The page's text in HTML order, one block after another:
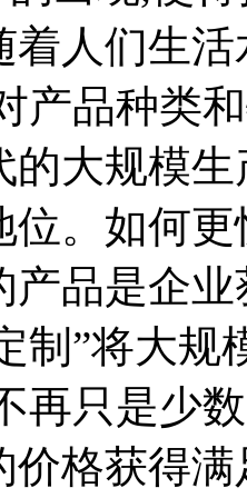
着人们生
产品种类
的大规模
位。如何
产品是企
制”将大
再只是少
价格获得